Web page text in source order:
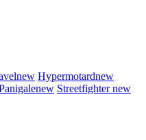
new Hypermotardnew
new Streetfighternew